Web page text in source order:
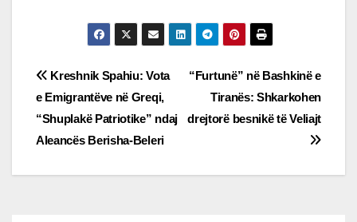
Post
navigation
“Furtunë” në Bashkinë e
Tiranës: Shkarkohen
drejtorë besnikë të Veliajt
Kreshnik Spahiu: Vota
e Emigrantëve në Greqi,
“Shuplakë Patriotike” ndaj
Aleancës Berisha-Beleri